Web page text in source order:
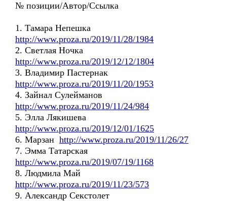
№ позиции/Автор/Ссылка
1. Тамара Непешка
http://www.proza.ru/2019/11/28/1984
2. Светлая Ночка
http://www.proza.ru/2019/12/12/1804
3. Владимир Пастернак
http://www.proza.ru/2019/11/20/1953
4. Зайнал Сулейманов
http://www.proza.ru/2019/11/24/984
5. Элла Лякишева
http://www.proza.ru/2019/12/01/1625
6. Марзан http://www.proza.ru/2019/11/26/27
7. Эмма Татарская
http://www.proza.ru/2019/07/19/1168
8. Людмила Май
http://www.proza.ru/2019/11/23/573
9. Александр Секстолет